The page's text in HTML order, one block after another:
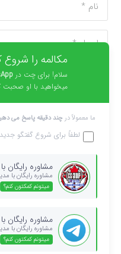
فرستادن دیدگاه
برای:
نوشته‌های تازه
کالج مک دانیل مجارستان ۲۰۲۰ – ۲۰۱۹
کالج مک دانیل مجارستان ۲۰۱۹ – ۲۰۱۸
کالج مک دانیل مجارستان ۲۰۱۸ – ۲۰۱۷
کالج مک دانیل مجارستان ۲۰۱۷ – ۲۰۱۶
مکالمه را شروع
سلام! برای چت در
میخواهید با او صحبت
ما معمولاً در چند دقیقه پاسخ می
لطفاً برای شروع گفتگو جدید
مشاوره رایگان
مشاوره رایگان با
میتونم کمکتون کنم؟
مشاوره رایگان
مشاوره رایگان با
میتونم کمکتون کنم؟